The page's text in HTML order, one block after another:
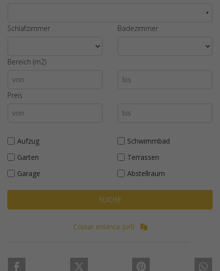
▼
Schlafzimmer Badezimmer
Bereich (m2)
Preis
Aufzug
Schwimmbad
Garten
Terrassen
Garage
Abstellraum
SUCHE
Copiar enlance (url)